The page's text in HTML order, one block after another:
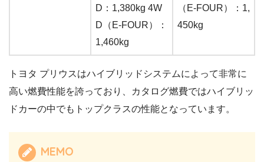
D：1,380kg 4W
D（E-FOUR）：
1,460kg
（E-FOUR）：1,
450kg
トヨタ プリウスはハイブリッドシステムによって非常に
高い燃費性能を誇っており、カタログ燃費ではハイブリッ
ドカーの中でもトップクラスの性能となっています。
MEMO